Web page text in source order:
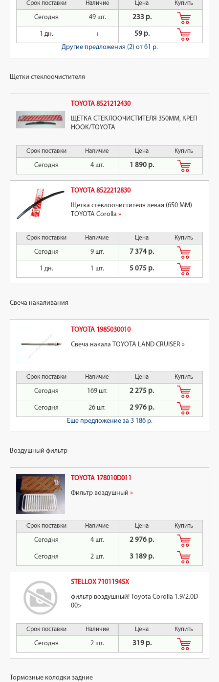
Срок поставки Наличие Цена Купить
Сегодня 49 шт. 233 р.
1 дн. +
59 р.
Другие предложения (2) от 61 р.
Щетки стеклоочистителя
TOYOTA 8521212430
ЩЕТКА СТЕКЛООЧИСТИТЕЛЯ 350ММ, КРЕП
HOOK/TOYOTA
Срок поставки Наличие Цена Купить
Сегодня 4 шт. 1 890 р.
TOYOTA 8522212830
Щетка стеклоочистителя левая (650 MM)
TOYOTA Corolla »
Срок поставки Наличие Цена Купить
Сегодня 9 шт. 7 374 р.
1 дн. 1 шт. 5 075 р.
Свеча накаливания
TOYOTA 1985030010
Свеча накала TOYOTA LAND CRUISER »
Срок поставки Наличие Цена Купить
Сегодня 169 шт. 2 275 р.
Сегодня 26 шт.
2 976 р.
Еще предложение за 3 186 р.
Воздушный фильтр
TOYOTA 178010D011
Фильтр воздушный »
Срок поставки Наличие Цена Купить
Сегодня 4 шт. 2 976 р.
Сегодня 2 шт. 3 189 р.
STELLOX 7101194SX
фильтр воздушный! Toyota Corolla 1.9/2.0D
00>
Срок поставки Наличие Цена Купить
Сегодня 2 шт. 319 р.
Тормозные колодки задние